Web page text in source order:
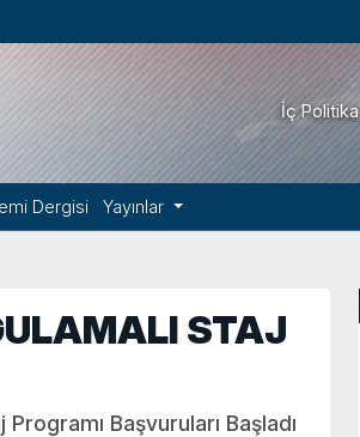
İç Politika
Dergisi Yayınlar
STAJ
Başvuruları Başladı